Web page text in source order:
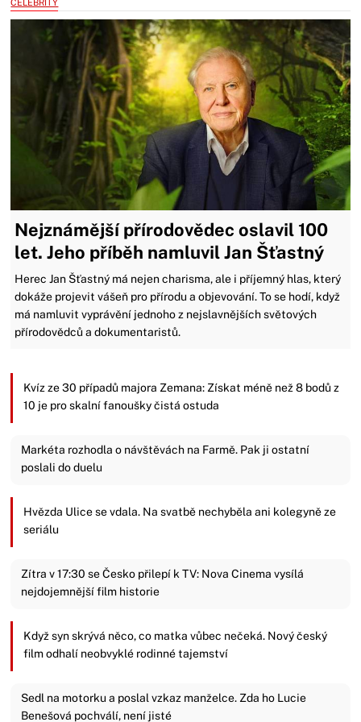
CELEBRITY
Nejznámější přírodovědec oslavil 100
let. Jeho příběh namluvil Jan Šťastný
Herec Jan Šťastný má nejen charisma, ale i příjemný hlas, který
dokáže projevit vášeň pro přírodu a objevování. To se hodí, když
má namluvit vyprávění jednoho z nejslavnějších světových
přírodovědců a dokumentaristů.
Kvíz ze 30 případů majora Zemana: Získat méně než 8 bodů z
10 je pro skalní fanoušky čistá ostuda
Markéta rozhodla o návštěvách na Farmě. Pak ji ostatní
poslali do duelu
Hvězda Ulice se vdala. Na svatbě nechyběla ani kolegyně ze
seriálu
Zítra v 17:30 se Česko přilepí k TV: Nova Cinema vysílá
nejdojemnější film historie
Když syn skrývá něco, co matka vůbec nečeká. Nový český
film odhalí neobvyklé rodinné tajemství
Sedl na motorku a poslal vzkaz manželce. Zda ho Lucie
Benešová pochválí, není jisté